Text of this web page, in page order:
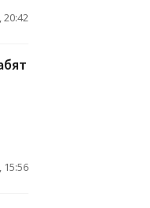
20:42
15:56